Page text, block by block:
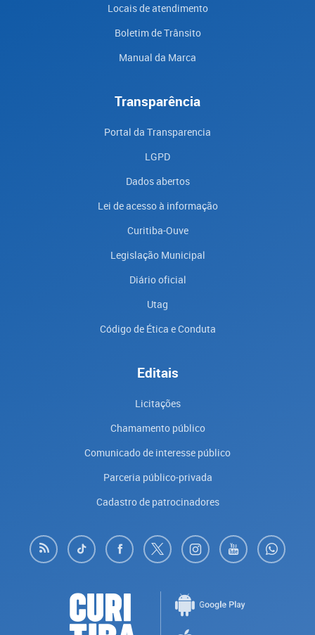
Locais de atendimento
Boletim de Trânsito
Manual da Marca
Transparência
Portal da Transparencia
LGPD
Dados abertos
Lei de acesso à informação
Curitiba-Ouve
Legislação Municipal
Diário oficial
Utag
Código de Ética e Conduta
Editais
Licitações
Chamamento público
Comunicado de interesse público
Parceria público-privada
Cadastro de patrocinadores